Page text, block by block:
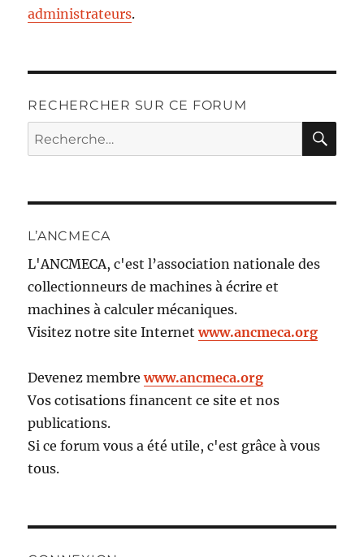
administrateurs.
RECHERCHER SUR CE FORUM
Recherche
pour :
L’ANCMECA
L'ANCMECA, c'est l’association nationale des
collectionneurs de machines à écrire et
machines à calculer mécaniques.
Visitez notre site Internetwww.ancmeca.org
Devenez membrewww.ancmeca.org
Vos cotisations financent ce site et nos
publications.
Si ce forum vous a été utile, c'est grâce à vous
tous.